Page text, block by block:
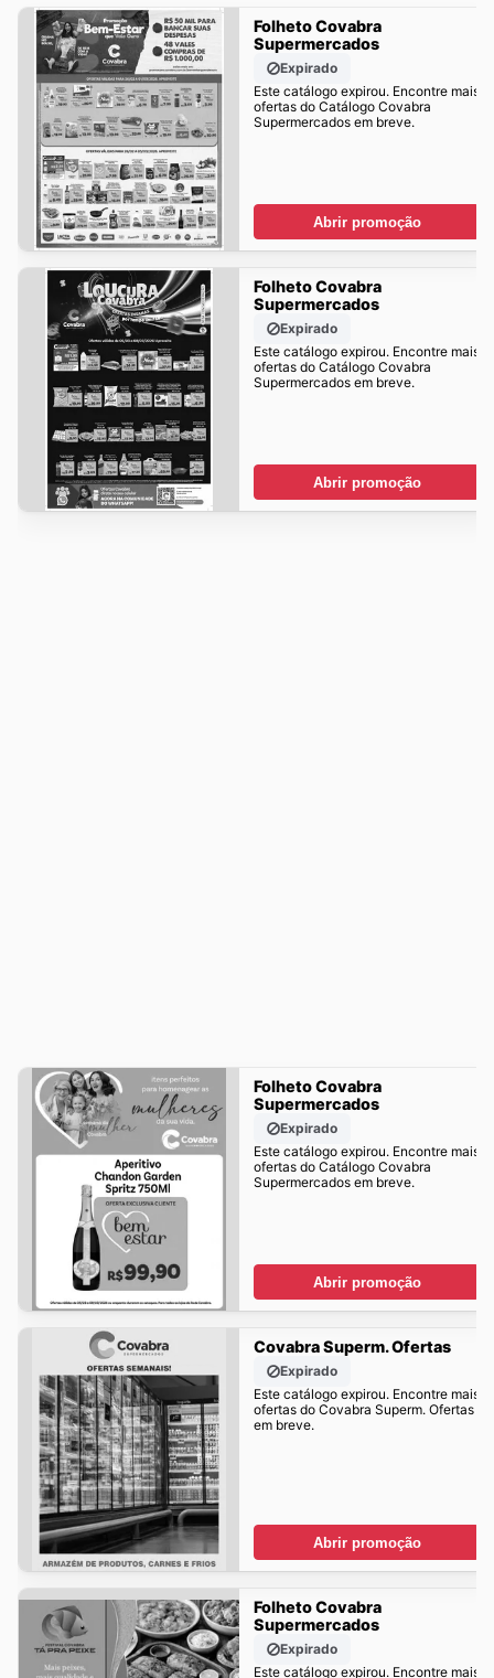
Folheto Covabra
Supermercados
Expirado
Este catálogo expirou. Encontre mais
ofertas do Catálogo Covabra
Supermercados em breve.
Abrir promoção
Folheto Covabra
Supermercados
Expirado
Este catálogo expirou. Encontre mais
ofertas do Catálogo Covabra
Supermercados em breve.
Abrir promoção
Folheto Covabra
Supermercados
Expirado
Este catálogo expirou. Encontre mais
ofertas do Catálogo Covabra
Supermercados em breve.
Abrir promoção
Covabra Superm. Ofertas
Expirado
Este catálogo expirou. Encontre mais
ofertas do Covabra Superm. Ofertas
em breve.
Abrir promoção
Folheto Covabra
Supermercados
Expirado
Este catálogo expirou. Encontre mais